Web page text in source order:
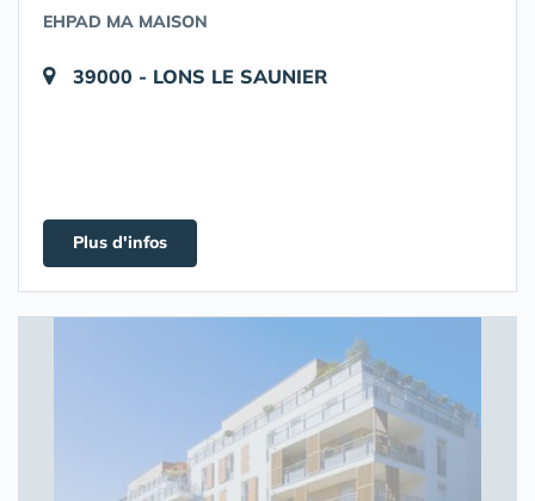
EHPAD MA MAISON
39000 - LONS LE SAUNIER
Plus d'infos